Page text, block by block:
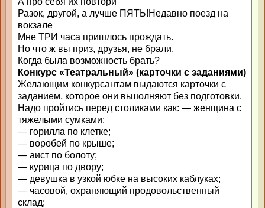
Разок, другой, а лучше ПЯТЬ!Недавно поезд на
вокзале
Мне ТРИ часа пришлось прождать.
Но что ж вы приз, друзья, не брали,
Когда была возможность брать?
Конкурс «Театральный» (карточки с заданиями)
Желающим конкурсантам выдаются карточки с
заданием, которое они вьшолняют без подготовки.
Надо пройтись перед столиками как: — женщина с
тяжелыми сумками;
— горилла по клетке;
— воробей по крыше;
— аист по болоту;
— курица по двору;
— девушка в узкой юбке на высоких каблуках;
— часовой, охраняющий продовольственный
склад;